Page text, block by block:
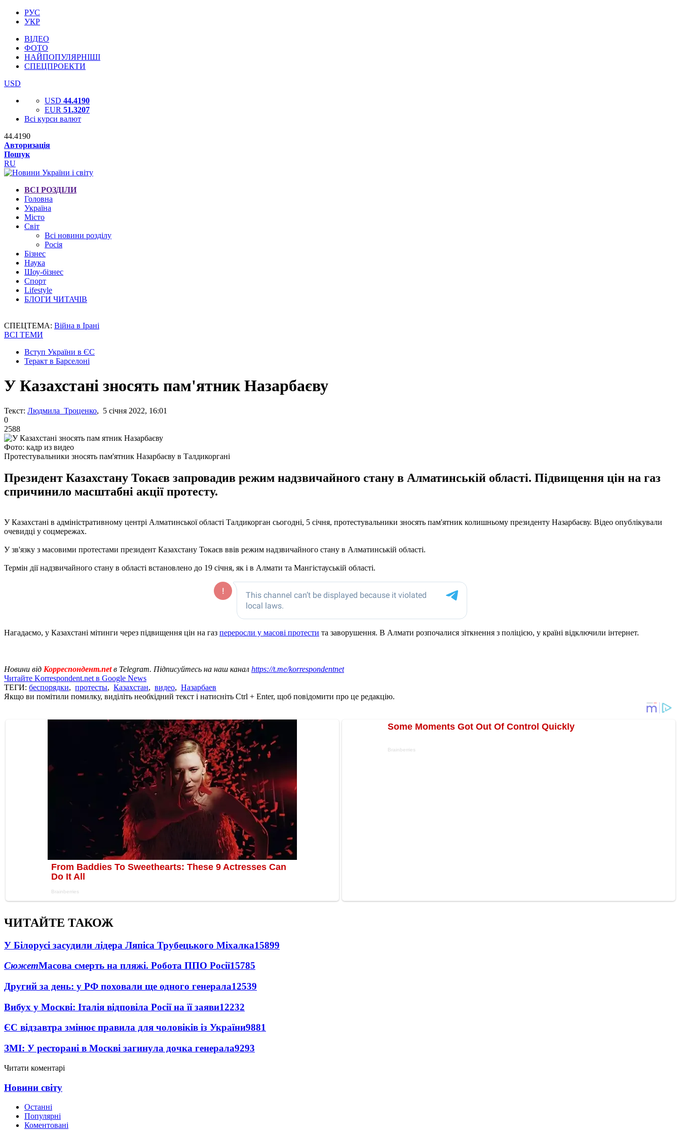
РУС
УКР
ВІДЕО
ФОТО
НАЙПОПУЛЯРНІШІ
СПЕЦПРОЕКТИ
USD
USD 44.4190
EUR 51.3207
Всі курси валют
44.4190
Авторизація
Пошук
RU
ВСІ РОЗДІЛИ
Головна
Україна
Місто
Світ
Всі новини розділу
Росія
Бізнес
Наука
Шоу-бізнес
Спорт
Lifestyle
БЛОГИ ЧИТАЧІВ
СПЕЦТЕМА: Війна в Ірані
ВСІ ТЕМИ
Вступ України в ЄС
Теракт в Барселоні
У Казахстані зносять пам'ятник Назарбаєву
Текст: Людмила Троценко, 5 січня 2022, 16:01
0
2588
Фото: кадр из видео
Протестувальники зносять пам'ятник Назарбаєву в Талдикоргані
Президент Казахстану Токаєв запровадив режим надзвичайного стану в Алматинській області. Підвищення цін на газ
спричинило масштабні акції протесту.
У Казахстані в адміністративному центрі Алматинської області Талдикорган сьогодні, 5 січня, протестувальники зносять пам'ятник колишньому президенту Назарбаєву. Відео опублікували
очевидці у соцмережах.
У зв'язку з масовими протестами президент Казахстану Токаєв ввів режим надзвичайного стану в Алматинській області.
Термін дії надзвичайного стану в області встановлено до 19 січня, як і в Алмати та Мангістауській області.
Нагадаємо, у Казахстані мітинги через підвищення цін на газ переросли у масові протести та заворушення. В Алмати розпочалися зіткнення з поліцією, у країні відключили інтернет.
Новини від Корреспондент.netв Telegram. Підписуйтесь на наш канал https://t.me/korrespondentnet
Читайте Korrespondent.net в Google News
ТЕГИ: беспорядки, протесты, Казахстан, видео, Назарбаев
Якщо ви помітили помилку, виділіть необхідний текст і натисніть Ctrl + Enter, щоб повідомити про це редакцію.
ЧИТАЙТЕ ТАКОЖ
У Білорусі засудили лідера Ляпіса Трубецького Міхалка15899
СюжетМасова смерть на пляжі. Робота ППО Росії15785
Другий за день: у РФ поховали ще одного генерала12539
Вибух у Москві: Італія відповіла Росії на її заяви12232
ЄС відзавтра змінює правила для чоловіків із України9881
ЗМІ: У ресторані в Москві загинула дочка генерала9293
Читати коментарі
Новини світу
Останні
Популярні
Коментовані